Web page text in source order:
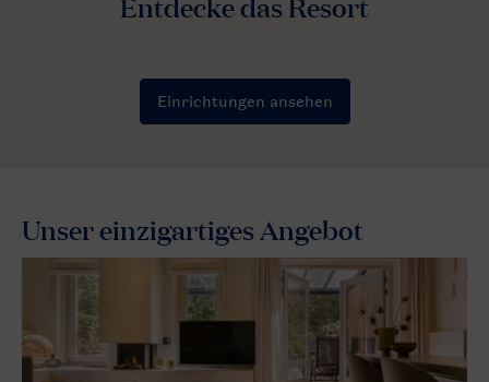
Unser einzigartiges Angebot